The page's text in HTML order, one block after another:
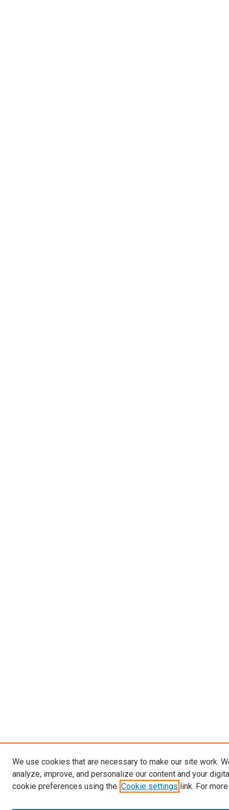
We use cookies that are necessary to make our site work.
analyze, improve, and personalize our content and your
cookie preferences using the Cookie settings link. For